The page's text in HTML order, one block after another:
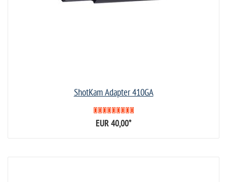
ShotKam Adapter 410GA
EUR 40,00*